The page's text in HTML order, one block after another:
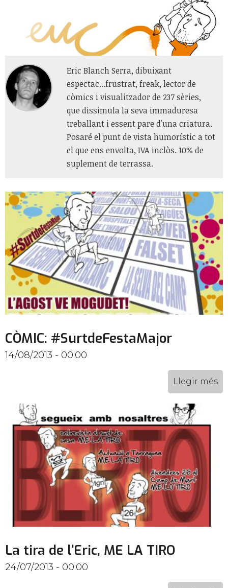
Eric Blanch Serra, dibuixant
espectac...frustrat, freak, lector de
còmics i visualitzador de 237 sèries,
que dissimula la seva immaduresa
treballant i essent pare d'una criatura.
Posaré el punt de vista humorístic a tot
el que ens envolta, IVA inclòs. 10% de
suplement de terrassa.
CÒMIC: #SurtdeFestaMajor
14/08/2013 - 00:00
Llegir més
La tira de l'Eric, ME LA TIRO
24/07/2013 - 00:00